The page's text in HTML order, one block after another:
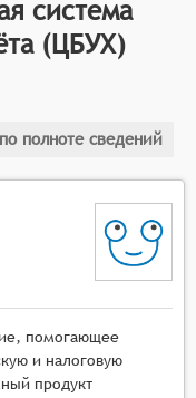
первичной
Соваре
учёта,
добавлять к
аналитические
система
(ЦБУХ)
по полноте сведений
помогающее
и налоговую
продукт